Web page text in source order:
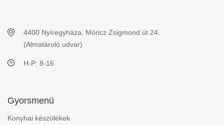
4400 Nyíregyháza, Móricz Zsigmond út 24.
(Almatároló udvar)
H-P: 8-16
Gyorsmenü
Konyhai készülékek